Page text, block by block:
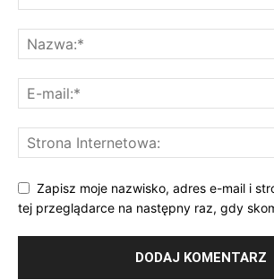
Zapisz moje nazwisko, adres e-mail i
tej przeglądarce na następny raz, gdy